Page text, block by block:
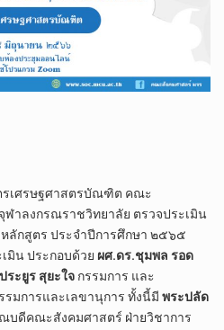
เศรษฐศาสตรบัณฑิต คณะ
าลงกรณราชวิทยาลัย ตรวจประเมิน
ลักสูตร ประจำปีการศึกษา ๒๕๖๕
มิน ประกอบด้วย ผศ.ดร.ชุมพล รอด
ระยูร สุยะใจ กรรมการ และ
รมการและเลขานุการ ทั้งนี้มี พระปลัด​
บดี​คณะสังคม​ศาสตร์​ ฝ่าย​วิชาการ​